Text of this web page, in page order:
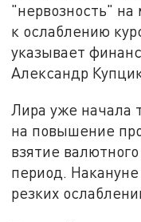
"нервозность"
к ослаблению
указывает
Александр
Лира уже начала
на повышение
взятие
период.
резких